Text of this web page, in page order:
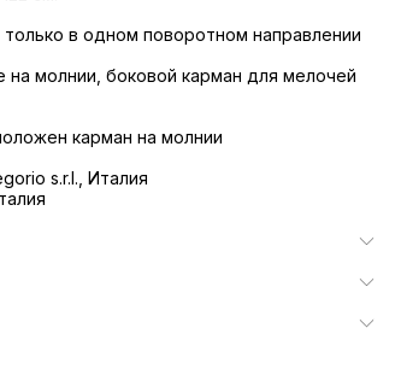
в одном поворотном направлении
на молнии, боковой карман для мелочей
карман на молнии
s.r.l., Италия